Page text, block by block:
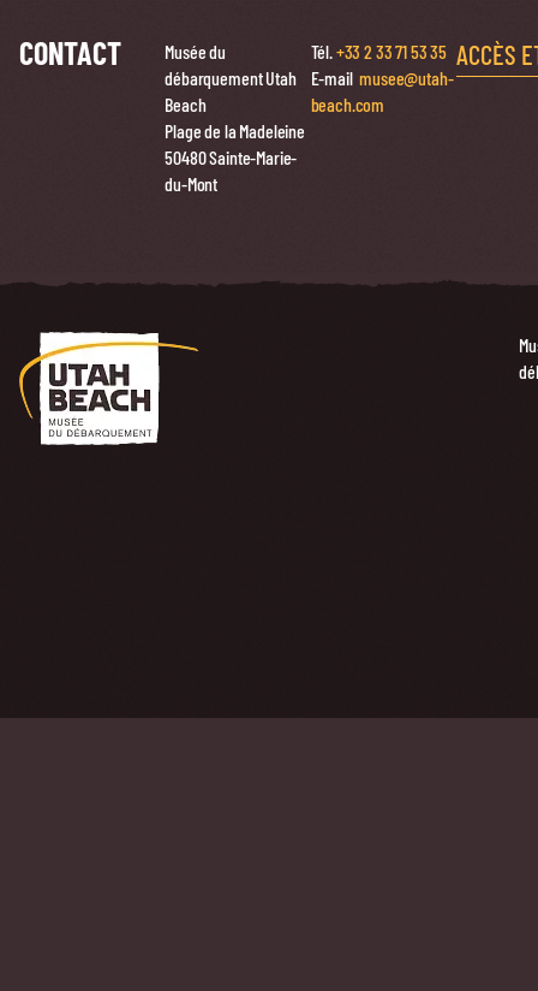
CONTACT
Musée du
débarquement Utah
Beach
Plage de la Madeleine
50480 Sainte-Marie-
du-Mont
Tél.+33 2 33 71 53 35
E-mailmusee@utah-
beach.com
ACCÈS